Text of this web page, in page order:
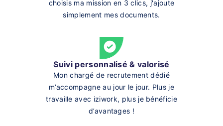
choisis ma mission en 3 clics, j'ajoute
simplement mes documents.
Suivi personnalisé & valorisé
Mon chargé de recrutement dédié
m’accompagne au jour le jour. Plus je
travaille avec iziwork, plus je bénéficie
d’avantages !